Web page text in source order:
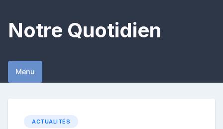
content
Notre Quotidien
Menu
ACTUALITÉS